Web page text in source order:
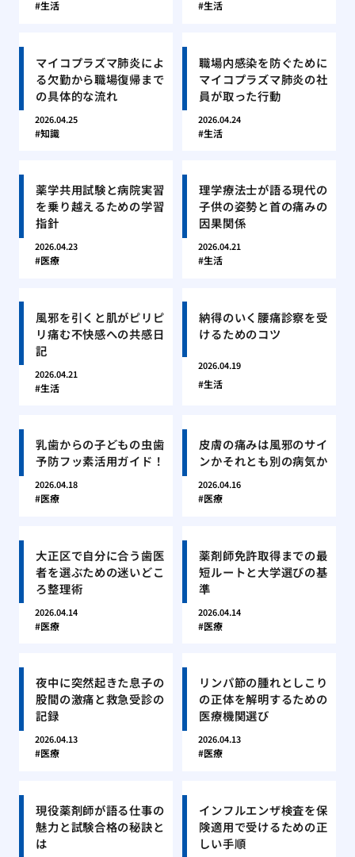
生活 生活
マイコプラズマ肺炎によ
る欠勤から職場復帰まで
の具体的な流れ
2026.04.25
知識
職場内感染を防ぐために
マイコプラズマ肺炎の社
員が取った行動
2026.04.24
生活
薬学共用試験と病院実習
を乗り越えるための学習
指針
2026.04.23
医療
理学療法士が語る現代の
子供の姿勢と首の痛みの
因果関係
2026.04.21
生活
風邪を引くと肌がピリピ
リ痛む不快感への共感日
記
2026.04.21
生活
納得のいく腰痛診察を受
けるためのコツ
2026.04.19
生活
乳歯からの子どもの虫歯
予防フッ素活用ガイド！
2026.04.18
医療
皮膚の痛みは風邪のサイ
ンかそれとも別の病気か
2026.04.16
医療
大正区で自分に合う歯医
者を選ぶための迷いどこ
ろ整理術
2026.04.14
医療
薬剤師免許取得までの最
短ルートと大学選びの基
準
2026.04.14
医療
夜中に突然起きた息子の
股間の激痛と救急受診の
記録
2026.04.13
医療
リンパ節の腫れとしこり
の正体を解明するための
医療機関選び
2026.04.13
医療
現役薬剤師が語る仕事の
魅力と試験合格の秘訣と
は
インフルエンザ検査を保
険適用で受けるための正
しい手順